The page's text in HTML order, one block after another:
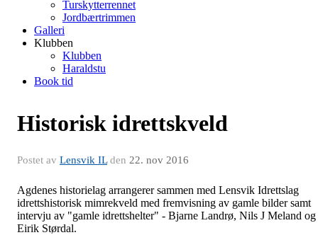
Turskytterrennet
Jordbærtrimmen
Galleri
Klubben
Klubben
Haraldstu
Book tid
Historisk idrettskveld
Postet av Lensvik ILden 22. nov 2016
Agdenes historielag arrangerer sammen med Lensvik Idrettslag
idrettshistorisk mimrekveld med fremvisning av gamle bilder samt
intervju av "gamle idrettshelter" - Bjarne Landrø, Nils J Meland og
Eirik Størdal.